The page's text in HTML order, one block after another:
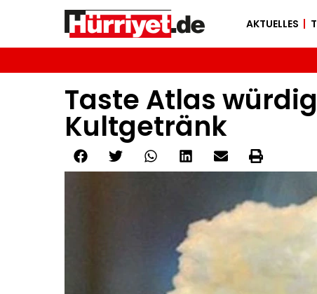
AKTUELLES
Taste Atlas
Kultgetränk